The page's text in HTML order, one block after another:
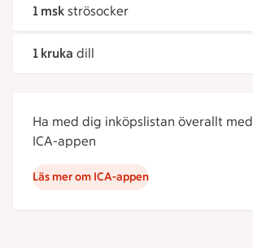
1 msk strösocker
1 kruka dill
Ha med dig inköpslistan överallt med
ICA-appen
Läs mer om ICA-appen